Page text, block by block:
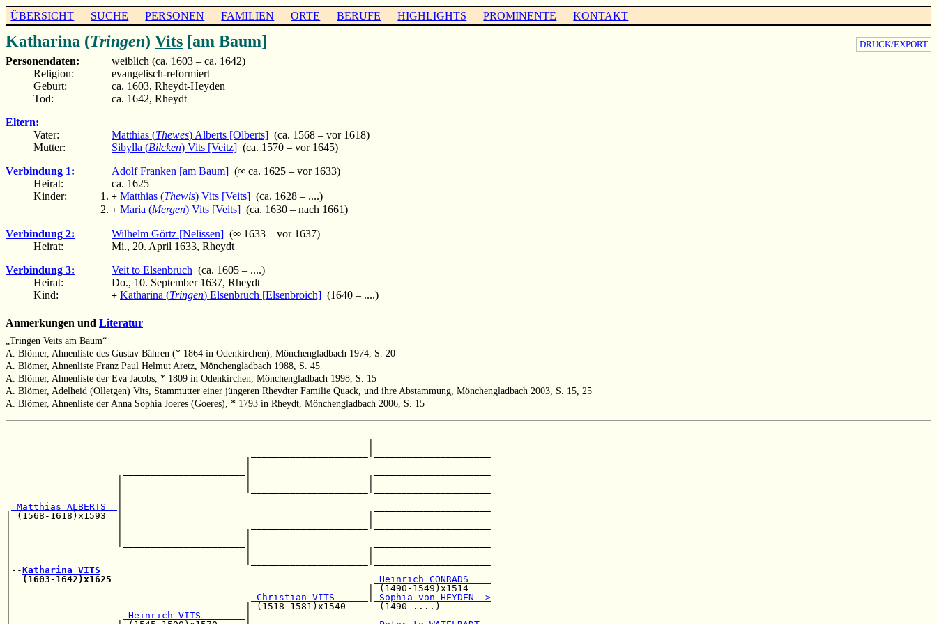
ÜBERSICHT SUCHE PERSONEN FAMILIEN ORTE BERUFE HIGHLIGHTS PROMINENTE KONTAKT
DRUCK/EXPORT
Katharina (Tringen) Vits [am Baum]
Personendaten:
weiblich (ca. 1603 – ca. 1642)
Religion:
evangelisch-reformiert
Geburt:
ca. 1603, Rheydt-Heyden
Tod:
ca. 1642, Rheydt
Eltern:
Vater:
Matthias (Thewes) Alberts [Olberts] (ca. 1568 – vor 1618)
Mutter:
Sibylla (Bilcken) Vits [Veitz] (ca. 1570 – vor 1645)
Verbindung 1:
Adolf Franken [am Baum] (∞ ca. 1625 – vor 1633)
Heirat:
ca. 1625
Kinder:
+ Matthias (Thewis) Vits [Veits] (ca. 1628 – ....)
+ Maria (Mergen) Vits [Veits] (ca. 1630 – nach 1661)
Verbindung 2: Wilhelm Görtz [Nelissen] (∞ 1633 – vor 1637)
Heirat:
Mi., 20. April 1633, Rheydt
Verbindung 3:
Veit to Elsenbruch (ca. 1605 – ....)
Heirat:
Do., 10. September 1637, Rheydt
Kind:
+ Katharina (Tringen) Elsenbruch [Elsenbroich] (1640 – ....)
Anmerkungen und Literatur
„Tringen Veits am Baum“
A. Blömer, Ahnenliste des Gustav Bähren (* 1864 in Odenkirchen), Mönchengladbach 1974, S. 20
A. Blömer, Ahnenliste Franz Paul Helmut Aretz, Mönchengladbach 1988, S. 45
A. Blömer, Ahnenliste der Eva Jacobs, * 1809 in Odenkirchen, Mönchengladbach 1998, S. 15
A. Blömer, Adelheid (Olletgen) Vits, Stammutter einer jüngeren Rheydter Familie Quack, und ihre Abstammung, Mönchengladbach 2003, S. 15, 25
A. Blömer, Ahnenliste der Anna Sophia Joeres (Goeres), * 1793 in Rheydt, Mönchengladbach 2006, S. 15
Matthias ALBERTS
| (1568-1618)x1593  |                                            |
|--Katharina VITS
(1603-1642)x1625
Heinrich CONRADS
|                                                                | (1490-1549)x1514
Christian VITS
Sophia von HEYDEN  >
|                                          | (1518-1581)x1540      (1490-....)
Heinrich VITS